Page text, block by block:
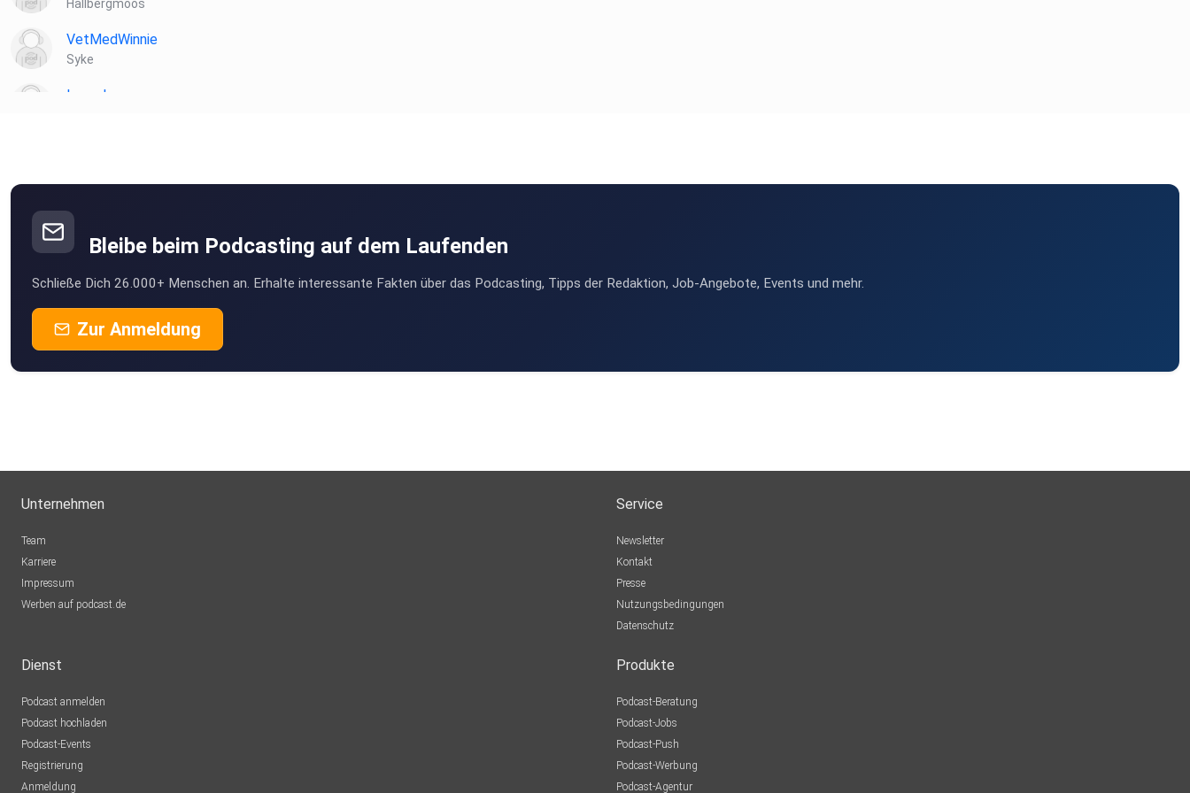
Hallbergmoos
VetMedWinnie
Syke
Lauschmaus
ex7kukco
Kressbronn
TheGooseKiller
Augsburg
JulaMountainbird
Deggendorf
donlobo
ohha
Bad Endorf
BarbaraPrinz
Moraira
Bleibe beim Podcasting auf dem Laufenden
Schließe Dich 26.000+ Menschen an. Erhalte interessante Fakten über das Podcasting, Tipps der Redaktion, Job-Angebote, Events und mehr.
Zur Anmeldung
Unternehmen
Team
Karriere
Impressum
Werben auf podcast.de
Service
Newsletter
Kontakt
Presse
Nutzungsbedingungen
Datenschutz
Dienst
Podcast anmelden
Podcast hochladen
Podcast-Events
Registrierung
Anmeldung
Produkte
Podcast-Beratung
Podcast-Jobs
Podcast-Push
Podcast-Werbung
Podcast-Agentur